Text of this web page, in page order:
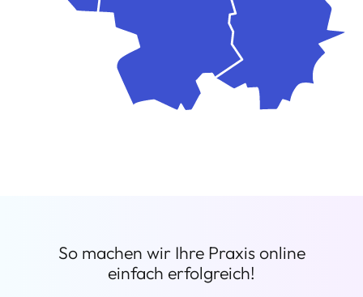
So machen wir Ihre Praxis online
einfach erfolgreich!